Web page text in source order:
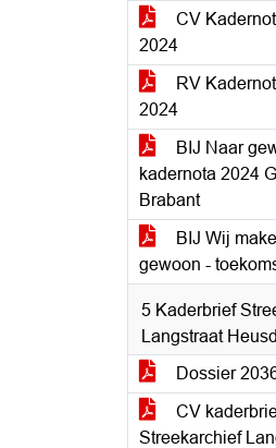
CV
2024
RV
2024
BIJ Naar
kadernota 2024
Brabant
BIJ Wij
gewoon -
5 Kaderbrief
Langstraat
Dossier
CV
Streekarchief